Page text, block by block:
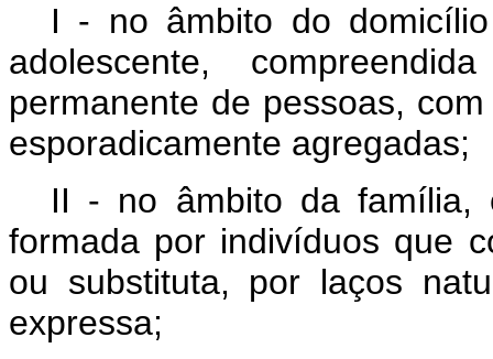
I - no âmbito do
adolescente,
permanente de pessoas,
esporadicamente agregadas;
II - no âmbito da família,
formada por indivíduos que
ou substituta, por laços
expressa;